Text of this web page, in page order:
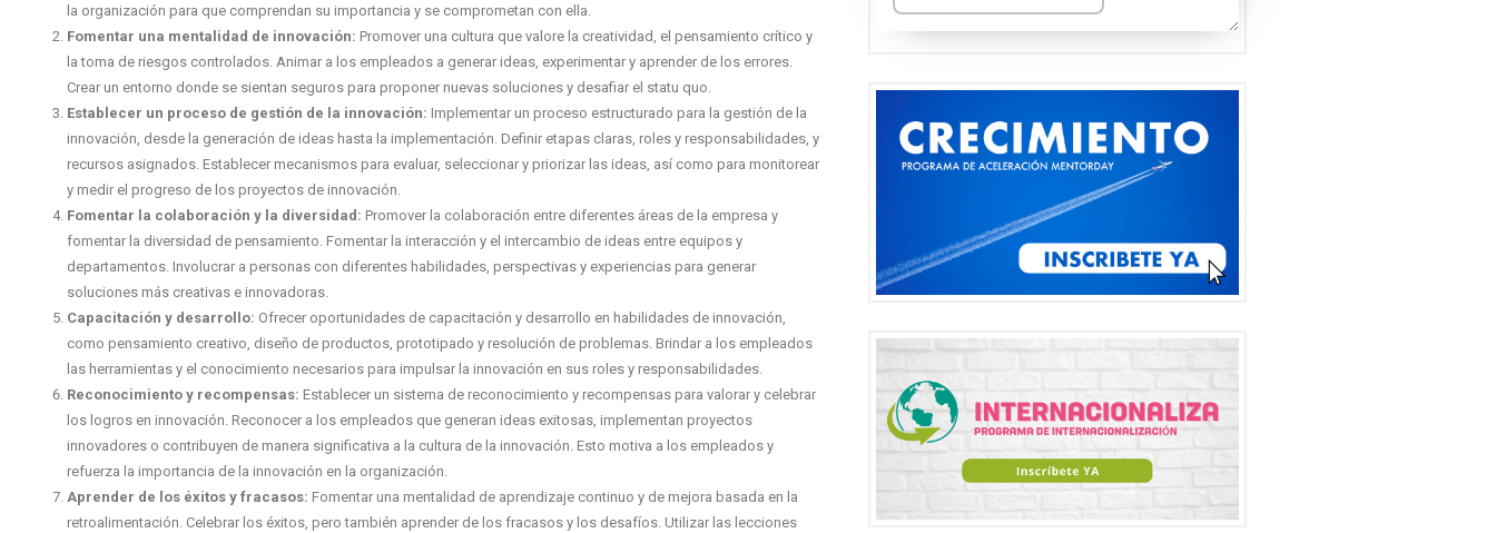
la organización para que comprendan su importancia y se comprometan con ella.
Fomentar una mentalidad de innovación: Promover una cultura que valore la creatividad, el pensamiento crítico y
la toma de riesgos controlados. Animar a los empleados a generar ideas, experimentar y aprender de los errores.
Crear un entorno donde se sientan seguros para proponer nuevas soluciones y desafiar el statu quo.
Establecer un proceso de gestión de la innovación: Implementar un proceso estructurado para la gestión de la
innovación, desde la generación de ideas hasta la implementación. Definir etapas claras, roles y responsabilidades, y
recursos asignados. Establecer mecanismos para evaluar, seleccionar y priorizar las ideas, así como para monitorear
y medir el progreso de los proyectos de innovación.
Fomentar la colaboración y la diversidad: Promover la colaboración entre diferentes áreas de la empresa y
fomentar la diversidad de pensamiento. Fomentar la interacción y el intercambio de ideas entre equipos y
departamentos. Involucrar a personas con diferentes habilidades, perspectivas y experiencias para generar
soluciones más creativas e innovadoras.
Capacitación y desarrollo: Ofrecer oportunidades de capacitación y desarrollo en habilidades de innovación,
como pensamiento creativo, diseño de productos, prototipado y resolución de problemas. Brindar a los empleados
las herramientas y el conocimiento necesarios para impulsar la innovación en sus roles y responsabilidades.
Reconocimiento y recompensas: Establecer un sistema de reconocimiento y recompensas para valorar y celebrar
los logros en innovación. Reconocer a los empleados que generan ideas exitosas, implementan proyectos
innovadores o contribuyen de manera significativa a la cultura de la innovación. Esto motiva a los empleados y
refuerza la importancia de la innovación en la organización.
Aprender de los éxitos y fracasos: Fomentar una mentalidad de aprendizaje continuo y de mejora basada en la
retroalimentación. Celebrar los éxitos, pero también aprender de los fracasos y los desafíos. Utilizar las lecciones